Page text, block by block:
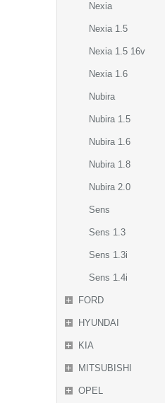
Nexia
Nexia 1.5
Nexia 1.5 16v
Nexia 1.6
Nubira
Nubira 1.5
Nubira 1.6
Nubira 1.8
Nubira 2.0
Sens
Sens 1.3
Sens 1.3i
Sens 1.4i
FORD
HYUNDAI
KIA
MITSUBISHI
OPEL